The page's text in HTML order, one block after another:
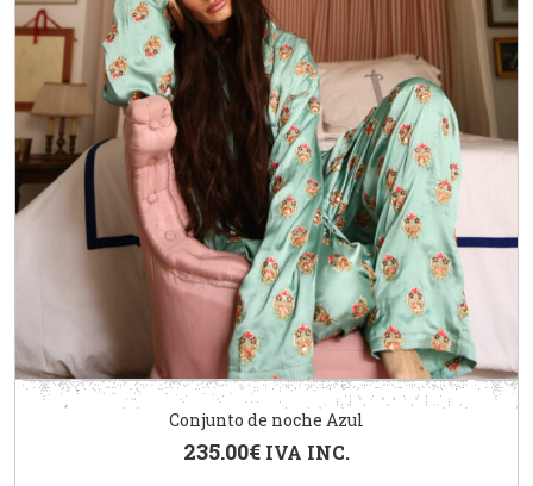
Conjunto de noche Azul
235.00€ IVA INC.